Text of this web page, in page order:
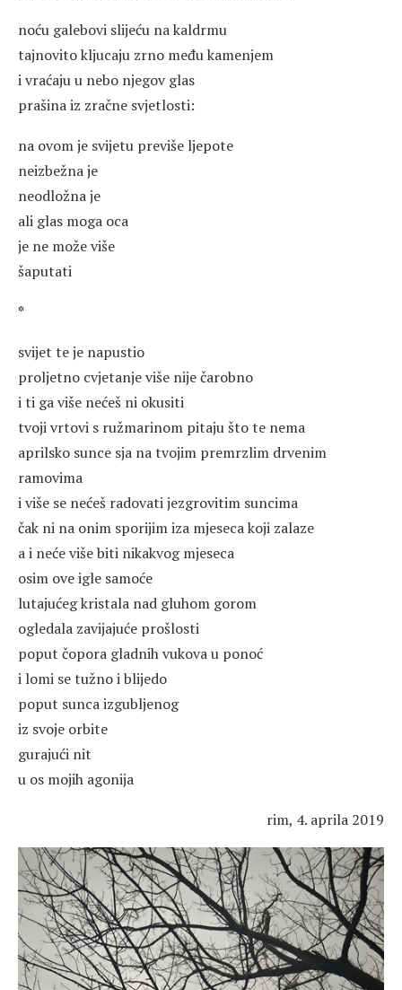
noću galebovi slijeću na kaldrmu
tajnovito kljucaju zrno među kamenjem
i vraćaju u nebo njegov glas
prašina iz zračne svjetlosti:
na ovom je svijetu previše ljepote
neizbežna je
neodložna je
ali glas moga oca
je ne može više
šaputati
*
svijet te je napustio
proljetno cvjetanje više nije čarobno
i ti ga više nećeš ni okusiti
tvoji vrtovi s ružmarinom pitaju što te nema
aprilsko sunce sja na tvojim premrzlim drvenim
ramovima
i više se nećeš radovati jezgrovitim suncima
čak ni na onim sporijim iza mjeseca koji zalaze
a i neće više biti nikakvog mjeseca
osim ove igle samoće
lutajućeg kristala nad gluhom gorom
ogledala zavijajuće prošlosti
poput čopora gladnih vukova u ponoć
i lomi se tužno i blijedo
poput sunca izgubljenog
iz svoje orbite
gurajući nit
u os mojih agonija
rim, 4. aprila 2019